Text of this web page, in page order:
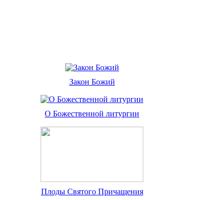
Закон Божий
О Божественной литургии
Плоды Святого Причащения